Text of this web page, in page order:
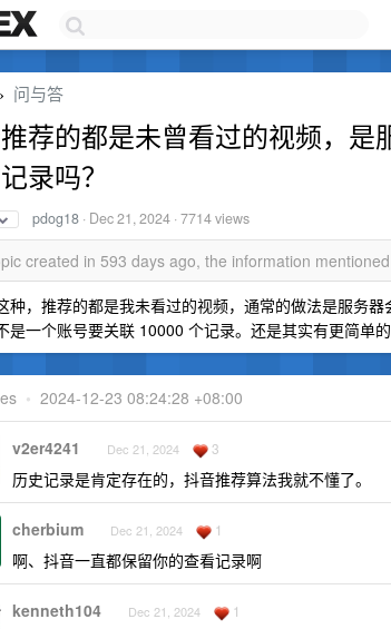
› 问与答
荐的都是未曾看过的视频，是
录吗？
pdog18 · Dec 21, 2024 · 7714 views
created in 593 days ago, the information
种，推荐的都是我未看过的视频，通常的做法是服务
是一个账号要关联 10000 个记录。还是其实有更简单的
• 2024-12-23 08:24:28 +08:00
v2er4241 Dec 21, 2024 3
历史记录是肯定存在的，抖音推荐算法我就不懂了。
cherbium Dec 21, 2024 1
啊、抖音一直都保留你的查看记录啊
kenneth104 Dec 21, 2024 1